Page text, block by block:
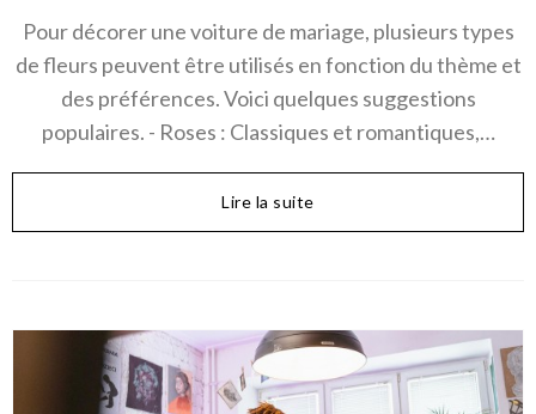
Pour décorer une voiture de mariage, plusieurs types
de fleurs peuvent être utilisés en fonction du thème et
des préférences. Voici quelques suggestions
populaires. - Roses : Classiques et romantiques,…
Lire la suite